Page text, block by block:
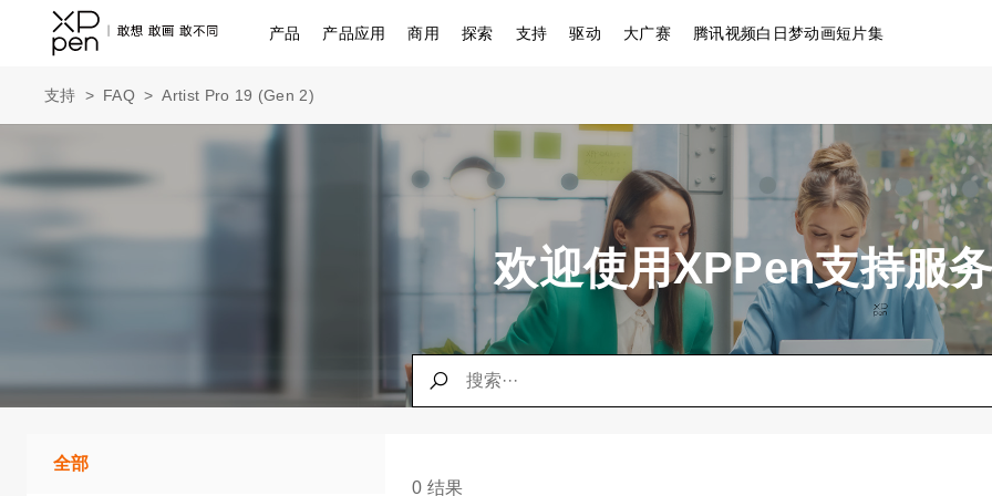
产品 产品应用 商用 探索 支持 驱动 大广赛 腾讯视频白日梦动画短片集
支持 > FAQ > Artist Pro 19 (Gen 2)
欢迎使用XPPen支持服
全部
0 结果